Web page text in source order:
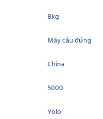
8kg
Máy câu đứng
China
5000
Yolo